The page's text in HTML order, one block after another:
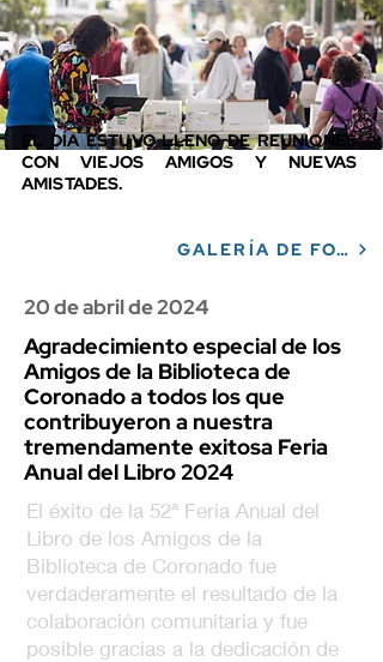
EL DÍA ESTUVO LLENO DE REUNIONES
CON VIEJOS AMIGOS Y NUEVAS
AMISTADES.
GALERÍA DE FOTOS
20 de abril de 2024
Agradecimiento especial de los
Amigos de la Biblioteca de
Coronado a todos los que
contribuyeron a nuestra
tremendamente exitosa Feria
Anual del Libro 2024
El éxito de la 52ª Feria Anual del
Libro de los Amigos de la
Biblioteca de Coronado fue
verdaderamente el resultado de la
colaboración comunitaria y fue
posible gracias a la dedicación de